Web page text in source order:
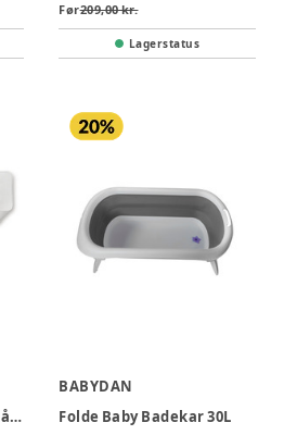
Før209,00 kr.
Lagerstatus
Stor Skridsikker Bademåtte
BABYDAN
Folde Baby Badekar 30L